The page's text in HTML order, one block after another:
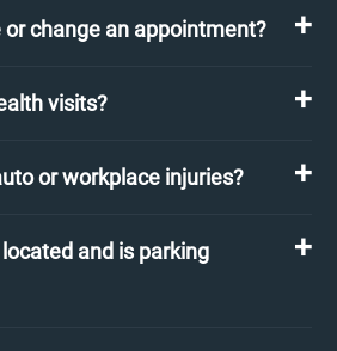
change an appointment?
visits?
or workplace injuries?
and is parking